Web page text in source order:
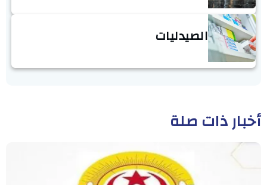
الصيدليات
أخبار ذات صلة